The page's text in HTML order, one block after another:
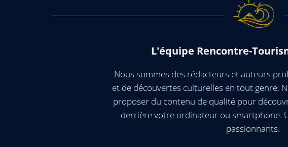
L'équipe Rencontre-
Nous sommes des rédacteurs et auteurs
et de découvertes culturelles en tout genre.
proposer du contenu de qualité pour
derrière votre ordinateur ou smartphone.
passionnants.